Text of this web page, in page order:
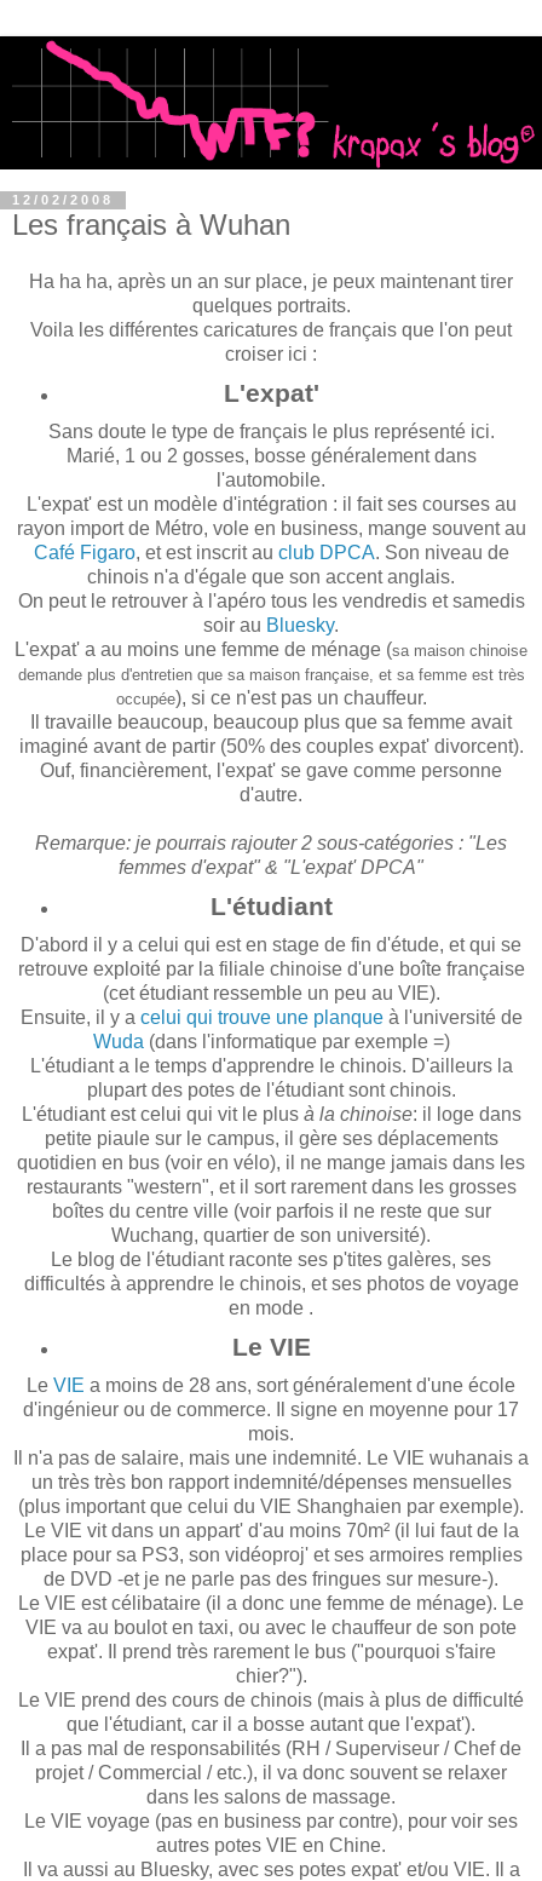
12/02/2008
Les français à Wuhan
Ha ha ha, après un an sur place, je peux maintenant tirer
quelques portraits.
Voila les différentes caricatures de français que l'on peut
croiser ici :
L'expat'
Sans doute le type de français le plus représenté ici.
Marié, 1 ou 2 gosses, bosse généralement dans
l'automobile.
L'expat' est un modèle d'intégration : il fait ses courses au
rayon import de Métro, vole en business, mange souvent au
Café Figaro, et est inscrit au club DPCA. Son niveau de
chinois n'a d'égale que son accent anglais.
On peut le retrouver à l'apéro tous les vendredis et samedis
soir au Bluesky.
L'expat' a au moins une femme de ménage (sa maison chinoise
demande plus d'entretien que sa maison française, et sa femme est très
occupée), si ce n'est pas un chauffeur.
Il travaille beaucoup, beaucoup plus que sa femme avait
imaginé avant de partir (50% des couples expat' divorcent).
Ouf, financièrement, l'expat' se gave comme personne
d'autre.
Remarque: je pourrais rajouter 2 sous-catégories : "Les
femmes d'expat" & "L'expat' DPCA"
L'étudiant
D'abord il y a celui qui est en stage de fin d'étude, et qui se
retrouve exploité par la filiale chinoise d'une boîte française
(cet étudiant ressemble un peu au VIE).
Ensuite, il y a celui qui trouve une planqueà l'université de
Wuda (dans l'informatique par exemple =)
L'étudiant a le temps d'apprendre le chinois. D'ailleurs la
plupart des potes de l'étudiant sont chinois.
L'étudiant est celui qui vit le plus à la chinoise: il loge dans
petite piaule sur le campus, il gère ses déplacements
quotidien en bus (voir en vélo), il ne mange jamais dans les
restaurants "western", et il sort rarement dans les grosses
boîtes du centre ville (voir parfois il ne reste que sur
Wuchang, quartier de son université).
Le blog de l'étudiant raconte ses p'tites galères, ses
difficultés à apprendre le chinois, et ses photos de voyage
en mode .
Le VIE
Le VIE a moins de 28 ans, sort généralement d'une école
d'ingénieur ou de commerce. Il signe en moyenne pour 17
mois.
Il n'a pas de salaire, mais une indemnité. Le VIE wuhanais a
un très très bon rapport indemnité/dépenses mensuelles
(plus important que celui du VIE Shanghaien par exemple).
Le VIE vit dans un appart' d'au moins 70m² (il lui faut de la
place pour sa PS3, son vidéoproj' et ses armoires remplies
de DVD -et je ne parle pas des fringues sur mesure-).
Le VIE est célibataire (il a donc une femme de ménage). Le
VIE va au boulot en taxi, ou avec le chauffeur de son pote
expat'. Il prend très rarement le bus ("pourquoi s'faire
chier?").
Le VIE prend des cours de chinois (mais à plus de difficulté
que l'étudiant, car il a bosse autant que l'expat').
Il a pas mal de responsabilités (RH / Superviseur / Chef de
projet / Commercial / etc.), il va donc souvent se relaxer
dans les salons de massage.
Le VIE voyage (pas en business par contre), pour voir ses
autres potes VIE en Chine.
Il va aussi au Bluesky, avec ses potes expat' et/ou VIE. Il a